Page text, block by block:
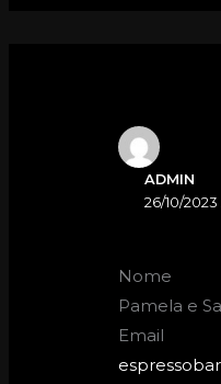
ADMIN
26/10/2023
Nome
Pamela e
Email